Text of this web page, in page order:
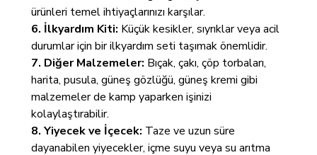
ürünleri temel ihtiyaçlarınızı karşılar.
6. İlkyardım Kiti: Küçük kesikler, sıyrıklar veya acil
durumlar için bir ilkyardım seti taşımak önemlidir.
7. Diğer Malzemeler: Bıçak, çakı, çöp torbaları,
harita, pusula, güneş gözlüğü, güneş kremi gibi
malzemeler de kamp yaparken işinizi
kolaylaştırabilir.
8. Yiyecek ve İçecek: Taze ve uzun süre
dayanabilen yiyecekler, içme suyu veya su arıtma